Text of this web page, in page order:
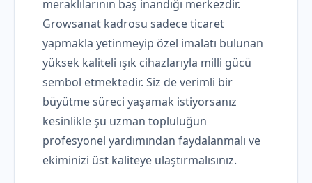
meraklılarının baş inandığı merkezdir.
Growsanat kadrosu sadece ticaret
yapmakla yetinmeyip özel imalatı bulunan
yüksek kaliteli ışık cihazlarıyla milli gücü
sembol etmektedir. Siz de verimli bir
büyütme süreci yaşamak istiyorsanız
kesinlikle şu uzman topluluğun
profesyonel yardımından faydalanmalı ve
ekiminizi üst kaliteye ulaştırmalısınız.